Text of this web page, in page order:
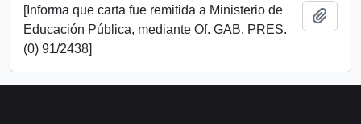
[Informa que carta fue remitida a Ministerio de
Educación Pública, mediante Of. GAB. PRES.
(0) 91/2438]